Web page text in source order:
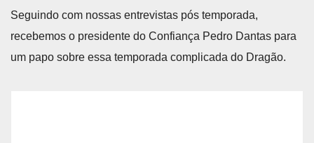
Seguindo com nossas entrevistas pós temporada,
recebemos o presidente do Confiança Pedro Dantas para
um papo sobre essa temporada complicada do Dragão.